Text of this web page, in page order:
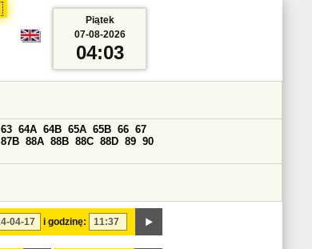
i godzinę:
63 64A 64B 65A 65B 66 67
87B 88A 88B 88C 88D 89 90
Piątek
07-08-2026
04:03